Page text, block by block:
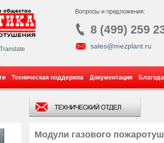
Translate
8 (499) 259
sales@mezplant.ru
Техническая поддержка Документация
Модули газового